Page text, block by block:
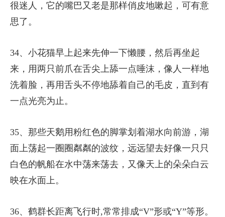
很迷人，它的嘴巴又老是那样俏皮地嗽起，可有意
思了。
34、小花猫早上起来先伸一下懒腰，然后再坐起
来，用两只前爪在舌尖上舔一点唾沫，像人一样地
洗着脸，再用舌头不停地舔着自己的毛皮，直到有
一点光亮为止。
35、那些天鹅用粉红色的脚掌划着湖水向前游，湖
面上荡起一圈圈粼粼的波纹，远远望去好像一只只
白色的帆船在水中荡来荡去，又像天上的朵朵白云
映在水面上。
36、鹤群长距离飞行时,常常排成“V”形或“Y”等形。